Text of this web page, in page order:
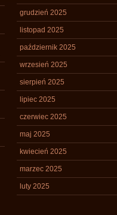
grudzień 2025
listopad 2025
październik 2025
wrzesień 2025
sierpień 2025
lipiec 2025
czerwiec 2025
maj 2025
kwiecień 2025
marzec 2025
luty 2025